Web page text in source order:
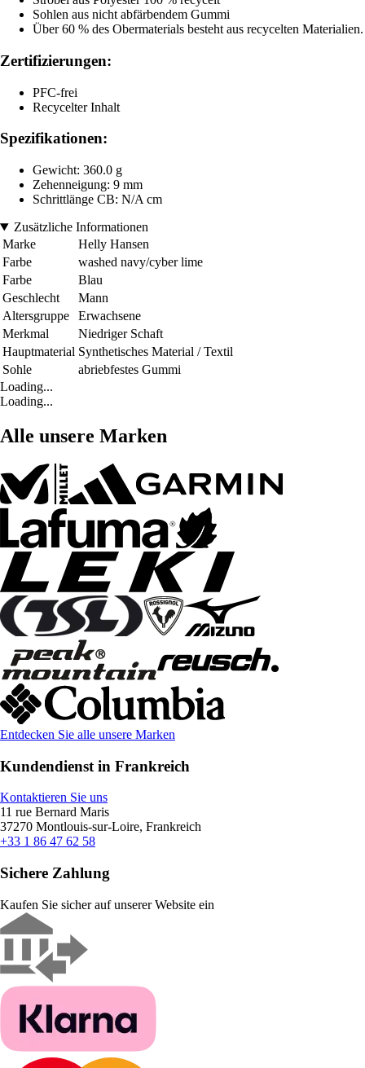
Sohlen aus nicht abfärbendem Gummi
Über 60 % des Obermaterials besteht aus recycelten Materialien.
Zertifizierungen:
PFC-frei
Recycelter Inhalt
Spezifikationen:
Gewicht: 360.0 g
Zehenneigung: 9 mm
Schrittlänge CB: N/A cm
Zusätzliche Informationen
Marke
Helly Hansen
Farbe
washed navy/cyber lime
Farbe
Blau
Geschlecht
Mann
Altersgruppe
Erwachsene
Merkmal
Niedriger Schaft
Hauptmaterial Synthetisches Material / Textil
Sohle
abriebfestes Gummi
Loading...
Loading...
Alle unsere Marken
Entdecken Sie alle unsere Marken
Kundendienst in Frankreich
Kontaktieren Sie uns
11 rue Bernard Maris
37270 Montlouis-sur-Loire, Frankreich
+33 1 86 47 62 58
Sichere Zahlung
Kaufen Sie sicher auf unserer Website ein